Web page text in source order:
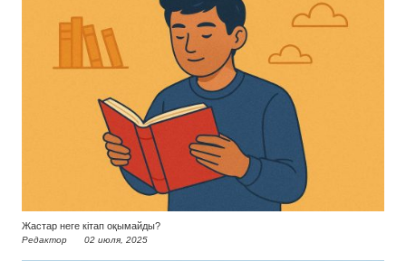
Жастар неге кітап оқымайды?
Редактор 02 июля, 2025